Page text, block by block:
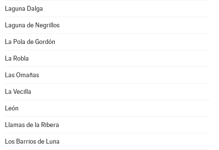
Laguna Dalga
Laguna de Negrillos
La Pola de Gordón
La Robla
Las Omañas
La Vecilla
León
Llamas de la Ribera
Los Barrios de Luna